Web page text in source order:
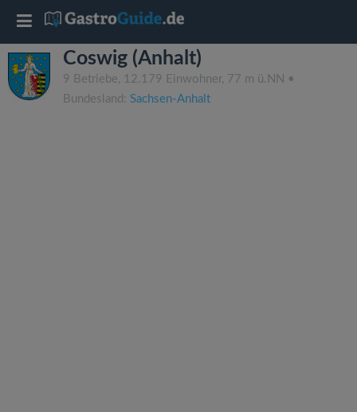
Coswig (Anhalt)
9 Betriebe, 12.179 Einwohner, 77 m ü.NN •
Bundesland: Sachsen-Anhalt
T
o
g